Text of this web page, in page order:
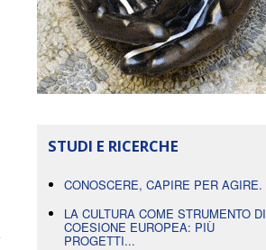
STUDI E RICERCHE
CONOSCERE, CAPIRE PER AGIRE.
LA CULTURA COME STRUMENTO DI
COESIONE EUROPEA: PIÙ
PROGETTI...